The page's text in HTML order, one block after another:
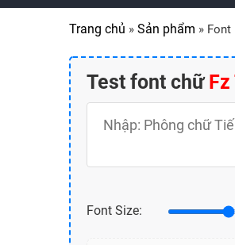
Trang chủ » Sản phẩm » Font
Test font chữ Fz
Nhập nội dung test
Font Size: